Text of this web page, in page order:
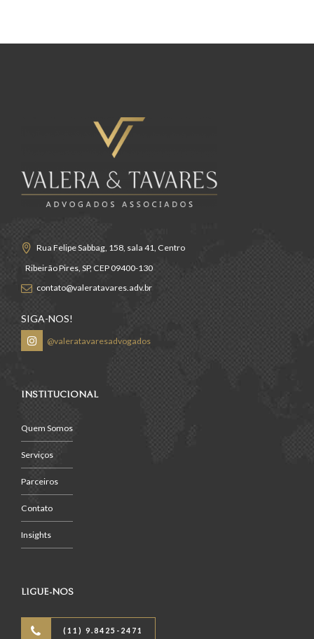
Rua Felipe Sabbag, 158, sala 41, Centro
Ribeirão Pires, SP, CEP 09400-130
contato@valeratavares.adv.br
SIGA-NOS!
@valeratavaresadvogados
INSTITUCIONAL
Quem Somos
Serviços
Parceiros
Contato
Insights
LIGUE-NOS
(11) 9.8425-2471